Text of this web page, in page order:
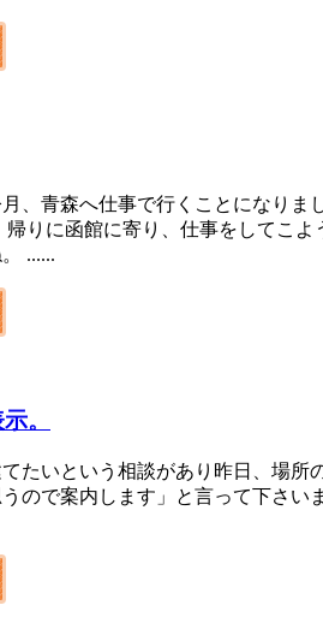
、青森へ仕事で行くことになりま
帰りに函館に寄り、仕事をしてこ
......
。
たいという相談があり昨日、場
ので案内します」と言って下さい